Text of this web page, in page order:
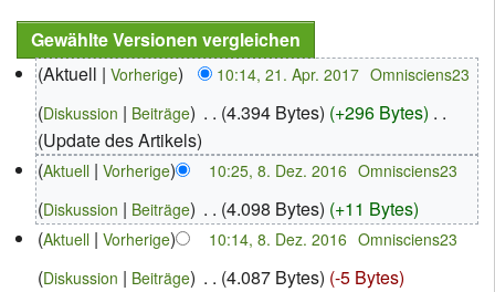
Aktuell Vorherige 10:14, 21. Apr. 2017‎ Omnisciens23
Diskussion
Beiträge 4.394 Bytes +296 Bytes
Update des Artikels
Aktuell Vorherige 10:25, 8. Dez. 2016 Omnisciens23
Diskussion
Beiträge 4.098 Bytes +11 Bytes
Aktuell Vorherige 10:14, 8. Dez. 2016 Omnisciens23
Diskussion
Beiträge 4.087 Bytes -5 Bytes